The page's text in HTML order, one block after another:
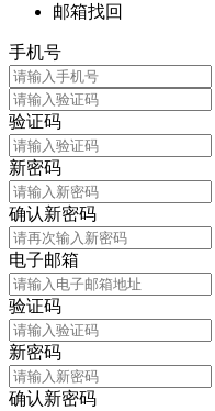
邮箱找回
手机号
验证码
新密码
确认新密码
电子邮箱
验证码
新密码
确认新密码